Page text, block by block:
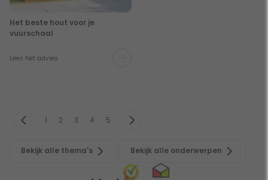
Het beste hout voor je
vuurschaal
Lees het advies
1 2 3 4 5
Bekijk alle thema's Bekijk alle onderwerpen